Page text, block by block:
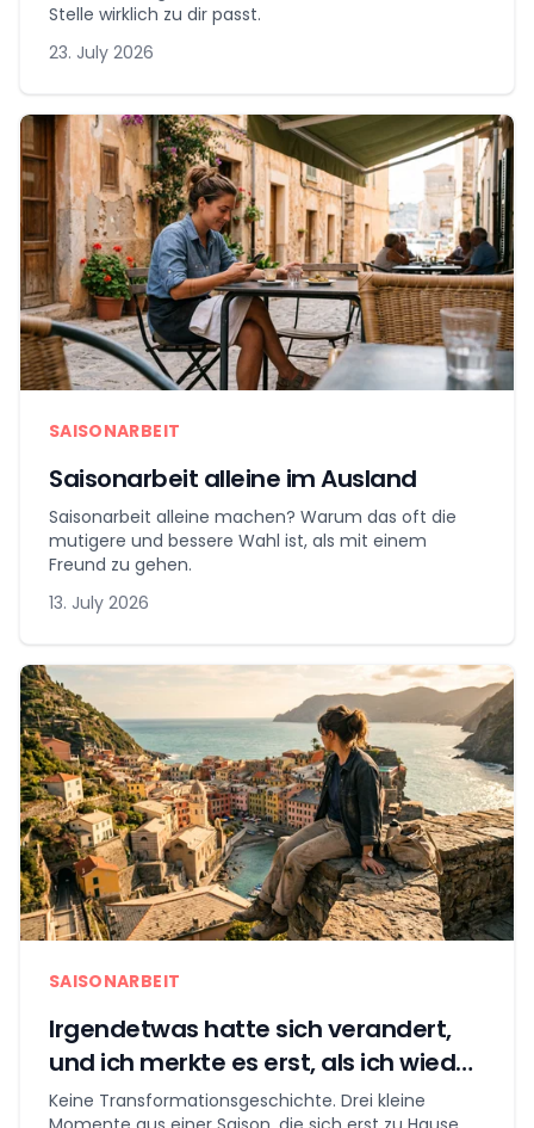
Stelle wirklich zu dir passt.
23. July 2026
SAISONARBEIT
Saisonarbeit alleine im Ausland
Saisonarbeit alleine machen? Warum das oft die
mutigere und bessere Wahl ist, als mit einem
Freund zu gehen.
13. July 2026
SAISONARBEIT
Irgendetwas hatte sich verandert,
und ich merkte es erst, als ich wieder
zu Hause war
Keine Transformationsgeschichte. Drei kleine